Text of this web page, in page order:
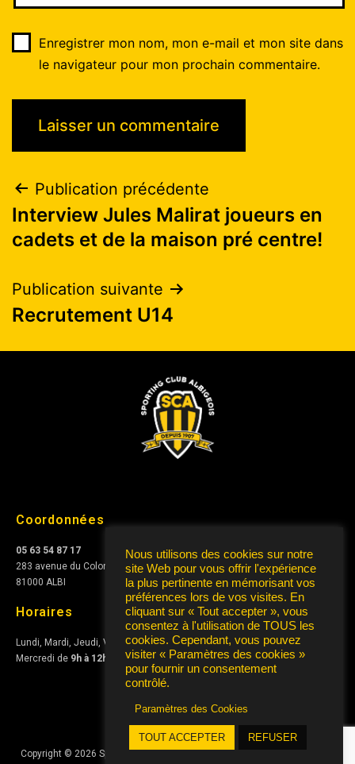
Enregistrer mon nom, mon e-mail et mon site dans
le navigateur pour mon prochain commentaire.
Publication précédente
Interview Jules Malirat joueurs en
cadets et de la maison pré centre!
Publication suivante
Recrutement U14
Coordonnées
05 63 54 87 17
283 avenue du Colonel Teyssier
81000 ALBI
Horaires
Lundi, Mardi, Jeudi, Vendredi de10h à 12het de15h à 17h
Mercredi de 9h à 12h
Copyright © 2026 Sporting Club Albigeois Association | Conception
Nous utilisons des cookies sur notre
site Web pour vous offrir l'expérience
la plus pertinente en mémorisant vos
préférences lors de vos visites. En
cliquant sur « Tout accepter », vous
consentez à l'utilisation de TOUS les
cookies. Cependant, vous pouvez
visiter « Paramètres des cookies »
pour fournir un consentement
contrôlé.
Paramètres des Cookies
TOUT ACCEPTER REFUSER